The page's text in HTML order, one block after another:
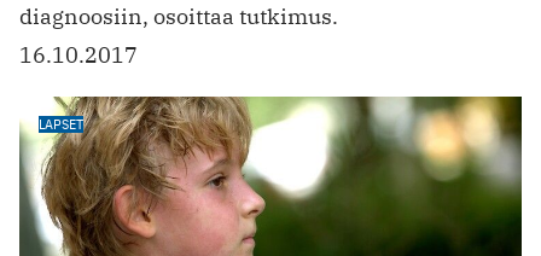
diagnoosiin, osoittaa tutkimus.
16.10.2017
LAPSET